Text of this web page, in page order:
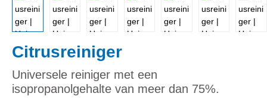
Citrusreiniger
Universele reiniger met een
isopropanolgehalte van meer dan 75%.